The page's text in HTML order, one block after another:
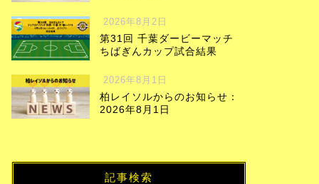
2026年8月2日
第31回 千葉ダービーマッチ
ちばぎんカップ試合結果
2026年8月1日
柏レイソルからのお知らせ：
2026年8月1日
記事検索